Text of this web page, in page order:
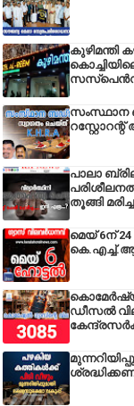
കുഴിമന്തി
സംസ്ഥാന
പാലാ
തൂങ്ങി
മെയ് 6ന്
ഡീസല്‍ വില